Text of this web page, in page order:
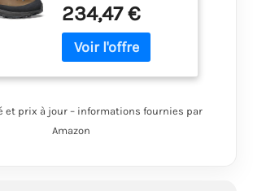
Hautes, T.Moro
Gore-tex TA
BIOMETRIC Fly,
234,47 €
et prix à jour – informations fournies par
Amazon